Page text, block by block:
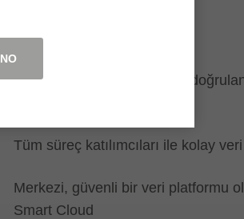
Üreticiler arası standart
Doğrudan üreticiden alınan
Tüm süreç katılımcıları ile kolay
Merkezi, güvenli bir veri platformu
Smart Cloud
NO